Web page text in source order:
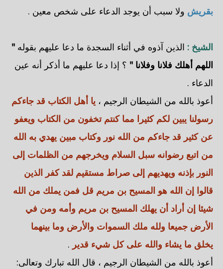
بقريش ولا سبب أن يوجد الدعاء على شخص معين .
الشيخ : الذين آذوه في أثناء السجدة ما دعا عليهم بقوله "
اللهم أهلك فلانا وفلانا " ؟ إذا دعا عليهم ما أذكر أنه عين
الدعاء .
أعوذ بالله من الشيطان الرجيم ، يا أهل الكتاب قد جاءكم
رسولنا يبين لكم كثيرا مما كنتم تخفون من الكتاب ويعفو
عن كثير قد جاءكم من الله نور وكتاب مبين يهدي به الله
من اتبع رضوانه سبل السلام ويخرجهم من الظلمات إلى
النور بإذنه ويهديهم إلى صراط مستقيم لقد كفر الذين
قالوا إن الله هو المسيح بن مريم قل فمن يملك من الله
شيئا إن أراد أن يهلك المسيح بن مريم وأمه ومن في
الأرض جميعا ولله ملك السموات والأرض وما بينهما
يخلق ما يشاء والله على كل شيء قدير .
أعوذ بالله من الشيطان الرجيم ، قال الله تبارك وتعالى: